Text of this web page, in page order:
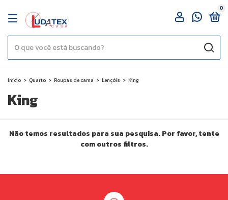
0
Início > Quarto > Roupas de cama > Lençóis > King
King
Não temos resultados para sua pesquisa. Por favor, tente
com outros filtros.